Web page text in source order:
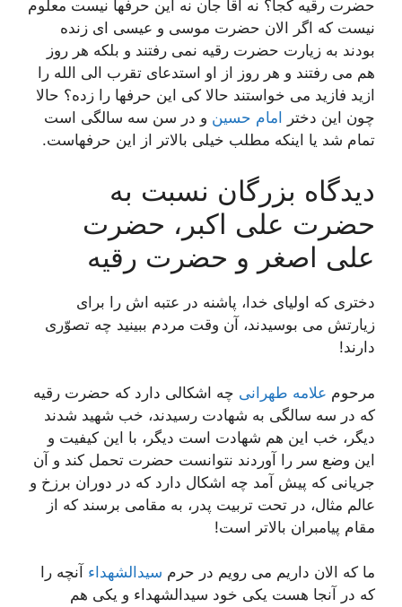
حضرت رقیه كجا؟ نه آقا جان نه این حرفها نیست معلوم
نیست كه اگر الان حضرت موسی و عیسی ای زنده
بودند به زیارت حضرت رقیه نمی رفتند و بلكه هر روز
هم می رفتند و هر روز از او استدعای تقرب الی الله را
ازید فازید می خواستند حالا كی این حرفها را زده؟ حالا
چون این دختر امام حسین و در سن سه سالگی است
تمام شد یا اینكه مطلب خیلی بالاتر از این حرفهاست.
دیدگاه بزرگان نسبت به
حضرت علی اکبر، حضرت
علی اصغر و حضرت رقیه
دختری كه اولیای خدا، پاشنه در عتبه اش را برای
زیارتش می بوسیدند، آن وقت مردم ببینید چه تصوّری
دارند!
مرحوم علامه طهرانی چه اشكالی دارد كه حضرت رقیه
كه در سه سالگی به شهادت رسیدند، خب شهید شدند
دیگر، خب این هم شهادت است دیگر، با این كیفیت و
این وضع سر را آوردند نتوانست حضرت تحمل كند و آن
جریانی كه پیش آمد چه اشكال دارد كه در دوران برزخ و
عالم مثال، در تحت تربیت پدر، به مقامی برسند كه از
مقام پیامبران بالاتر است!
ما كه الان داریم می رویم در حرم سیدالشهداء آنچه را
كه در آنجا هست یكی خود سیدالشهداء و یكی هم